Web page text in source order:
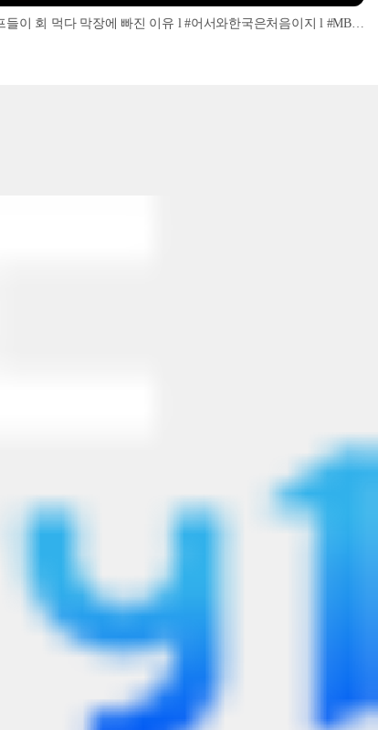
'너무 신선해서 맹맛인데...?' 이탈리아 셰프들이 회 먹다 막장에 빠진 이유 l #어서와한국은처음이지 l #MBCevery1 l EP.437